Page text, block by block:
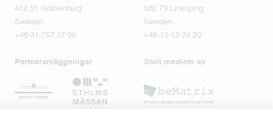
412 51 Gothenburg
Sweden
+46-31-757 57 00
582 73 Linköping
Sweden
+46-13-12 24 20
Partneranläggningar Stolt medlem av